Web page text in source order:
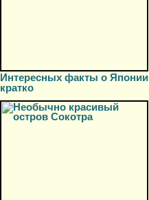
Интересных факты о Японии
кратко